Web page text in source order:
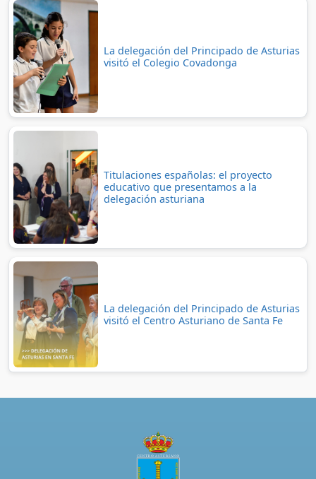
La delegación del Principado de Asturias
visitó el Colegio Covadonga
Titulaciones españolas: el proyecto
educativo que presentamos a la
delegación asturiana
La delegación del Principado de Asturias
visitó el Centro Asturiano de Santa Fe